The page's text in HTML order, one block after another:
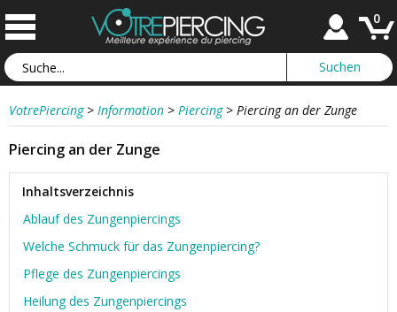
0
VotrePiercing > Information > Piercing > Piercing an der Zunge
Piercing an der Zunge
Inhaltsverzeichnis
Ablauf des Zungenpiercings
Welche Schmuck für das Zungenpiercing?
Pflege des Zungenpiercings
Heilung des Zungenpiercings